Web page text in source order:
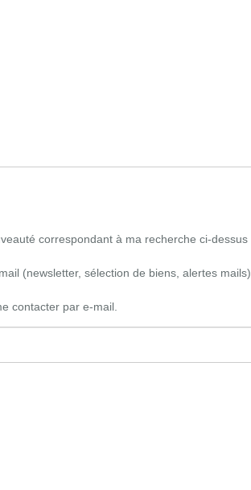
correspondant à ma recherche ci-dessus
(newsletter, sélection de biens, alertes mails)
contacter par e-mail.